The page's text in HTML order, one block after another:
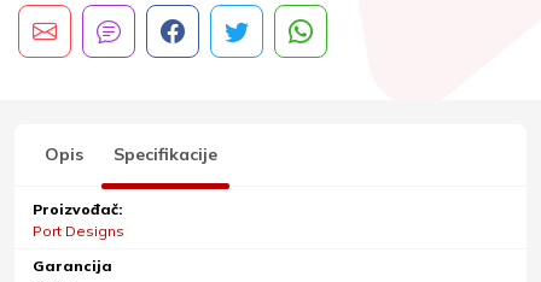
Opis Specifikacije
Proizvođač:
Port Designs
Garancija